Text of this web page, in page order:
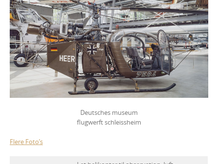
Deutsches museum
flugwerft schleissheim
Flere Foto’s